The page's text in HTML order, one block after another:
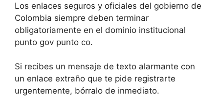
Los enlaces seguros y oficiales del gobierno de
Colombia siempre deben terminar
obligatoriamente en el dominio institucional
punto gov punto co.
Si recibes un mensaje de texto alarmante con
un enlace extraño que te pide registrarte
urgentemente, bórralo de inmediato.